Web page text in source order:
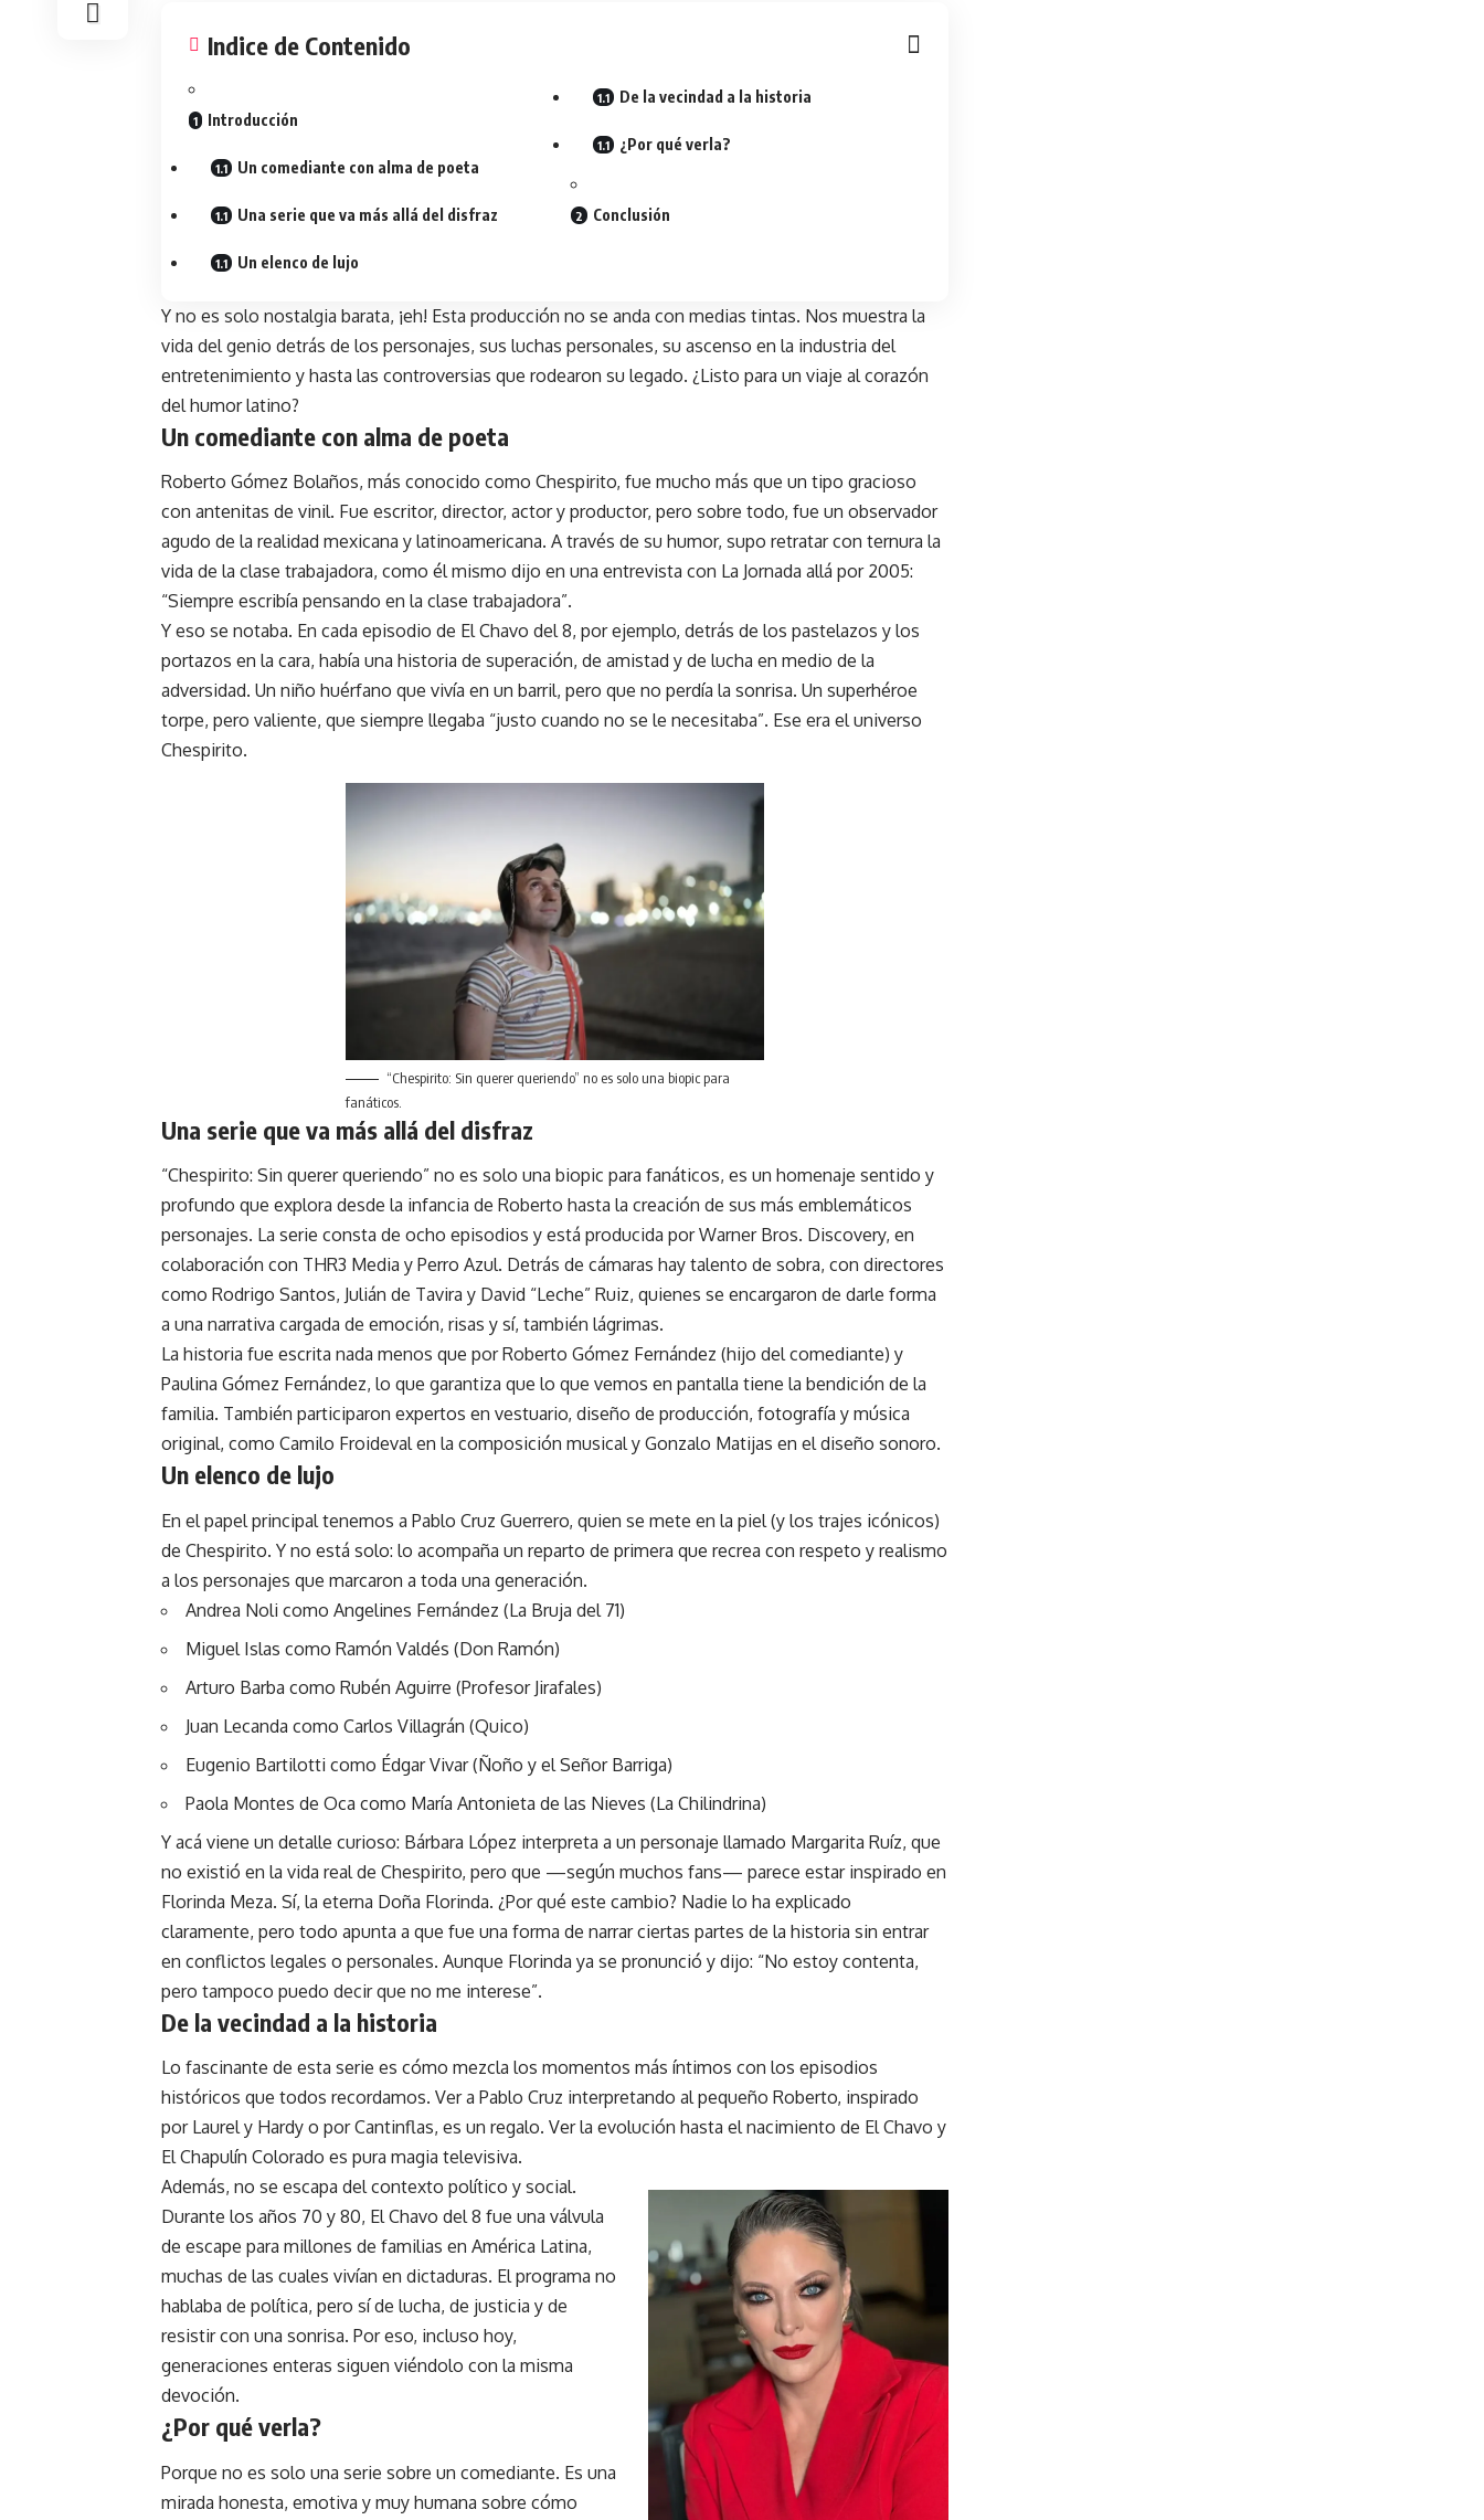
Indice de Contenido
Introducción
Un comediante con alma de poeta
Una serie que va más allá del disfraz
Un elenco de lujo
De la vecindad a la historia
¿Por qué verla?
Conclusión
Y no es solo nostalgia barata, ¡eh! Esta producción no se anda con medias tintas. Nos muestra la
vida del genio detrás de los personajes, sus luchas personales, su ascenso en la industria del
entretenimiento y hasta las controversias que rodearon su legado. ¿Listo para un viaje al corazón
del humor latino?
Un comediante con alma de poeta
Roberto Gómez Bolaños, más conocido como Chespirito, fue mucho más que un tipo gracioso
con antenitas de vinil. Fue escritor, director, actor y productor, pero sobre todo, fue un observador
agudo de la realidad mexicana y latinoamericana. A través de su humor, supo retratar con ternura la
vida de la clase trabajadora, como él mismo dijo en una entrevista con La Jornada allá por 2005:
“Siempre escribía pensando en la clase trabajadora”.
Y eso se notaba. En cada episodio de El Chavo del 8, por ejemplo, detrás de los pastelazos y los
portazos en la cara, había una historia de superación, de amistad y de lucha en medio de la
adversidad. Un niño huérfano que vivía en un barril, pero que no perdía la sonrisa. Un superhéroe
torpe, pero valiente, que siempre llegaba “justo cuando no se le necesitaba”. Ese era el universo
Chespirito.
“Chespirito: Sin querer queriendo” no es solo una biopic para
fanáticos.
Una serie que va más allá del disfraz
“Chespirito: Sin querer queriendo” no es solo una biopic para fanáticos, es un homenaje sentido y
profundo que explora desde la infancia de Roberto hasta la creación de sus más emblemáticos
personajes. La serie consta de ocho episodios y está producida por Warner Bros. Discovery, en
colaboración con THR3 Media y Perro Azul. Detrás de cámaras hay talento de sobra, con directores
como Rodrigo Santos, Julián de Tavira y David “Leche” Ruiz, quienes se encargaron de darle forma
a una narrativa cargada de emoción, risas y sí, también lágrimas.
La historia fue escrita nada menos que por Roberto Gómez Fernández (hijo del comediante) y
Paulina Gómez Fernández, lo que garantiza que lo que vemos en pantalla tiene la bendición de la
familia. También participaron expertos en vestuario, diseño de producción, fotografía y música
original, como Camilo Froideval en la composición musical y Gonzalo Matijas en el diseño sonoro.
Un elenco de lujo
En el papel principal tenemos a Pablo Cruz Guerrero, quien se mete en la piel (y los trajes icónicos)
de Chespirito. Y no está solo: lo acompaña un reparto de primera que recrea con respeto y realismo
a los personajes que marcaron a toda una generación.
Andrea Noli como Angelines Fernández (La Bruja del 71)
Miguel Islas como Ramón Valdés (Don Ramón)
Arturo Barba como Rubén Aguirre (Profesor Jirafales)
Juan Lecanda como Carlos Villagrán (Quico)
Eugenio Bartilotti como Édgar Vivar (Ñoño y el Señor Barriga)
Paola Montes de Oca como María Antonieta de las Nieves (La Chilindrina)
Y acá viene un detalle curioso: Bárbara López interpreta a un personaje llamado Margarita Ruíz, que
no existió en la vida real de Chespirito, pero que —según muchos fans— parece estar inspirado en
Florinda Meza. Sí, la eterna Doña Florinda. ¿Por qué este cambio? Nadie lo ha explicado
claramente, pero todo apunta a que fue una forma de narrar ciertas partes de la historia sin entrar
en conflictos legales o personales. Aunque Florinda ya se pronunció y dijo: “No estoy contenta,
pero tampoco puedo decir que no me interese”.
De la vecindad a la historia
Lo fascinante de esta serie es cómo mezcla los momentos más íntimos con los episodios
históricos que todos recordamos. Ver a Pablo Cruz interpretando al pequeño Roberto, inspirado
por Laurel y Hardy o por Cantinflas, es un regalo. Ver la evolución hasta el nacimiento de El Chavo y
El Chapulín Colorado es pura magia televisiva.
Además, no se escapa del contexto político y social.
Durante los años 70 y 80, El Chavo del 8 fue una válvula
de escape para millones de familias en América Latina,
muchas de las cuales vivían en dictaduras. El programa no
hablaba de política, pero sí de lucha, de justicia y de
resistir con una sonrisa. Por eso, incluso hoy,
generaciones enteras siguen viéndolo con la misma
devoción.
¿Por qué verla?
Porque no es solo una serie sobre un comediante. Es una
mirada honesta, emotiva y muy humana sobre cómo